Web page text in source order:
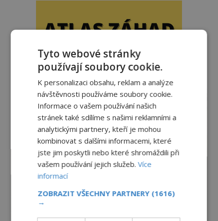
reklama
Tyto webové stránky
používají soubory cookie.
K personalizaci obsahu, reklam a analýze
návštěvnosti používáme soubory cookie.
Informace o vašem používání našich
stránek také sdílíme s našimi reklamními a
analytickými partnery, kteří je mohou
kombinovat s dalšími informacemi, které
jste jim poskytli nebo které shromáždili při
vašem používání jejich služeb.Více
informací
ZOBRAZIT VŠECHNY PARTNERY (1616)
→